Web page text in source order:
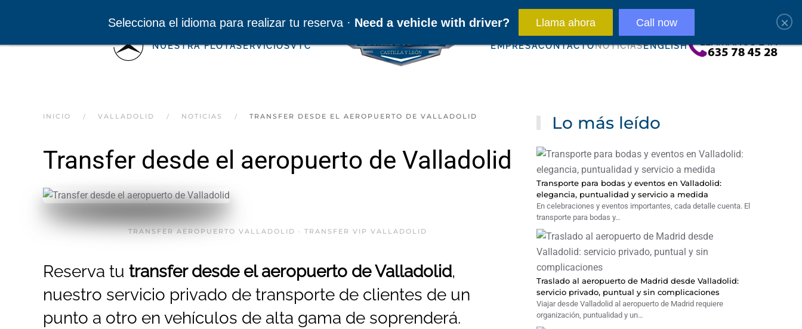
661314771 (English)
NUESTRA FLOTASERVICIOSVTC EMPRESACONTACTONOTICIASENGLISH
INICIO VALLADOLID NOTICIAS TRANSFER DESDE EL AEROPUERTO DE VALLADOLID
Transfer desde el aeropuerto de Valladolid
TRANSFER AEROPUERTO VALLADOLID · TRANSFER VIP VALLADOLID
Reserva tu transfer desde el aeropuerto de Valladolid,
nuestro servicio privado de transporte de clientes de un
punto a otro en vehículos de alta gama de soprenderá.
Lo más leído
Transporte para bodas y eventos en Valladolid:
elegancia, puntualidad y servicio a medida
En celebraciones y eventos importantes, cada detalle cuenta. El
transporte para bodas y…
Traslado al aeropuerto de Madrid desde Valladolid:
servicio privado, puntual y sin complicaciones
Viajar desde Valladolid al aeropuerto de Madrid requiere
organización, puntualidad y un…
×
Selecciona el idioma para realizar tu reserva · Need a vehicle with driver? Llama ahora Call now